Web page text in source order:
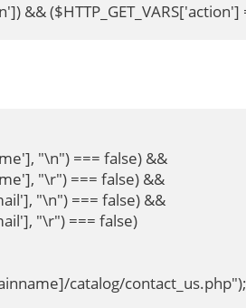
&&
"\n") === false) &&
"\r") === false) &&
"\n") === false) &&
"\r") === false)
catalog/contact_us.php");